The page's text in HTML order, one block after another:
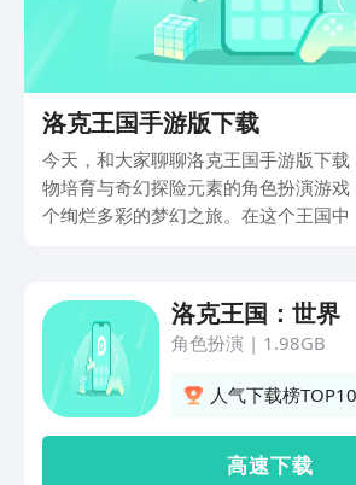
洛克王国手游版下载
今天，和大家聊聊洛克王国手游版下
物培育与奇幻探险元素的角色扮演游
个绚烂多彩的梦幻之旅。在这个王国
的萌宠，玩家需通过各种趣味途径来收
致入微的照料和耐心的训练以及激动人
增强宠物的各项技能。
洛克王国：世界
角色扮演 | 1.98GB
人气下载榜
高 速 下 载